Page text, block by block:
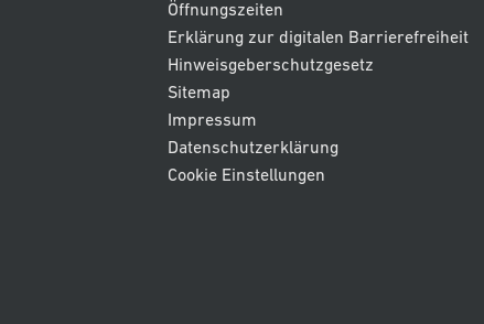
Öffnungszeiten
Erklärung zur digitalen Barrierefreiheit
Hinweisgeberschutzgesetz
Sitemap
Impressum
Datenschutzerklärung
Cookie Einstellungen